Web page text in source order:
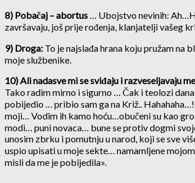
8) Pobačaj – abortus… Ubojstvo nevinih:
završavaju, još prije rođenja, klanjatelji vašeg
9) Droga: To je najslađa hrana koju pružam
moje službenike.
10) Ali nadasve mi se sviđaju i razveseljavaju
Tako radim mirno i sigurno … Čak i teolozi
pobijedio … pribio sam ga na Križ..
moji… Vodim ih kamo hoću…obučeni su kao
modi… puni novaca… bune se protiv dogmi
unosim zbrku i pomutnju u narod, koji se sve
uspio upisati u moje sekte… namamljene
misli da me je pobijedila».